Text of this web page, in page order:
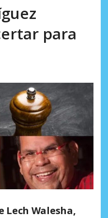
para
Lech Walesha,